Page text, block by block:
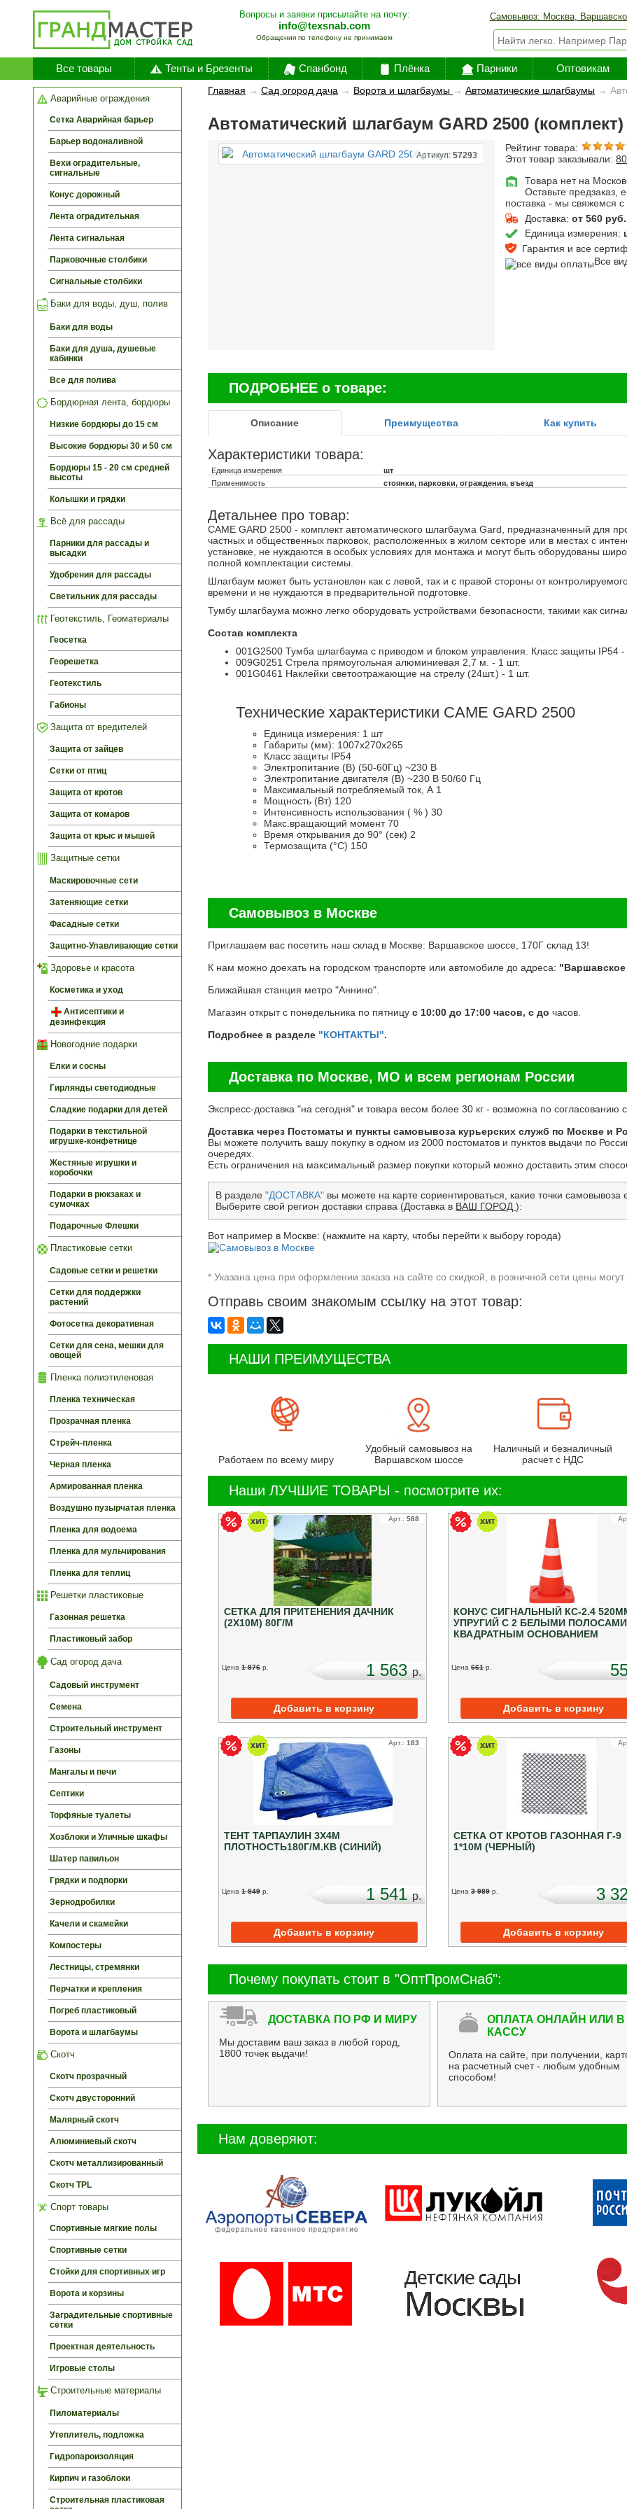
Вопросы и заявки присылайте на почту:
info@texsnab.com
Обращения по телефону не принимаем
Самовывоз: Москва,
Все товары Тенты и Брезенты Спанбонд Плёнка Парники Оптовикам
Аварийные ограждения
Сетка Аварийная барьер
Барьер водоналивной
Вехи оградительные,
сигнальные
Конус дорожный
Лента оградительная
Лента сигнальная
Парковочные столбики
Сигнальные столбики
Баки для воды, душ, полив
Баки для воды
Баки для душа, душевые
кабинки
Все для полива
Бордюрная лента, бордюры
Низкие бордюры до 15 см
Высокие бордюры 30 и 50 см
Бордюры 15 - 20 см средней
высоты
Колышки и грядки
Всё для рассады
Парники для рассады и
высадки
Удобрения для рассады
Светильник для рассады
Геотекстиль, Геоматериалы
Геосетка
Георешетка
Геотекстиль
Габионы
Защита от вредителей
Защита от зайцев
Сетки от птиц
Защита от кротов
Защита от комаров
Защита от крыс и мышей
Защитные сетки
Маскировочные сети
Затеняющие сетки
Фасадные сетки
Защитно-Улавливающие сетки
Здоровье и красота
Косметика и уход
Антисептики и
дезинфекция
Новогодние подарки
Елки и сосны
Гирлянды светодиодные
Сладкие подарки для детей
Подарки в текстильной
игрушке-конфетнице
Жестяные игрушки и
коробочки
Подарки в рюкзаках и
сумочках
Подарочные Флешки
Пластиковые сетки
Садовые сетки и решетки
Сетки для поддержки
растений
Фотосетка декоративная
Сетки для сена, мешки для
овощей
Пленка полиэтиленовая
Пленка техническая
Прозрачная пленка
Стрейч-пленка
Черная пленка
Армированная пленка
Воздушно пузырчатая пленка
Пленка для водоема
Пленка для мульчирования
Пленка для теплиц
Решетки пластиковые
Газонная решетка
Пластиковый забор
Сад огород дача
Садовый инструмент
Семена
Строительный инструмент
Газоны
Мангалы и печи
Септики
Торфяные туалеты
Хозблоки и Уличные шкафы
Шатер павильон
Грядки и подпорки
Зернодробилки
Качели и скамейки
Компостеры
Лестницы, стремянки
Перчатки и крепления
Погреб пластиковый
Ворота и шлагбаумы
Скотч
Скотч прозрачный
Скотч двусторонний
Малярный скотч
Алюминиевый скотч
Скотч металлизированный
Скотч TPL
Спорт товары
Спортивные мягкие полы
Спортивные сетки
Стойки для спортивных игр
Ворота и корзины
Заградительные спортивные
сетки
Проектная деятельность
Игровые столы
Строительные материалы
Пиломатериалы
Утеплитель, подложка
Гидропароизоляция
Кирпич и газоблоки
Строительная пластиковая
Главная → Сад огород дача → Ворота и шлагбаумы → Автоматические шлагбаумы →
Автоматический шлагбаум GARD 2500 (комплект)
Артикул:57293
Рейтинг товара:
Этот товар заказывали:
Товара нет на
Оставьте предзаказ,
поставка - мы свяжемся с
Доставка:от 560 руб.
Единица измерения:
Гарантия и все
Все
ПОДРОБНЕЕ о товаре:
Описание Преимущества Как купить
Характеристики товара:
Единица измерения
шт
Применимость
стоянки, парковки, ограждения, въезд
Детальнее про товар:
CAME GARD 2500 - комплект автоматического шлагбаума Gard, предназначенный для
частных и общественных парковок, расположенных в жилом секторе или в местах с
установке, не нуждаются в особых условиях для монтажа и могут быть оборудованы
полной комплектации системы.
Шлагбаум может быть установлен как с левой, так и с правой стороны от
времени и не нуждаются в предварительной подготовке.
Тумбу шлагбаума можно легко оборудовать устройствами безопасности, такими как
Состав комплекта
001G2500 Тумба шлагбаума с приводом и блоком управления. Класс защиты IP54 -
009G0251 Стрела прямоугольная алюминиевая 2,7 м. - 1 шт.
001G0461 Наклейки светоотражающие на стрелу (24шт.) - 1 шт.
Технические характеристики CAME GARD 2500
Единица измерения: 1 шт
Габариты (мм): 1007x270x265
Класс защиты IP54
Электропитание (В) (50-60Гц) ~230 В
Электропитание двигателя (В) ~230 В 50/60 Гц
Максимальный потребляемый ток, А 1
Мощность (Вт) 120
Интенсивность использования ( % ) 30
Макс.вращающий момент 70
Время открывания до 90° (сек) 2
Термозащита (°C) 150
Самовывоз в Москве
Приглашаем вас посетить наш склад в Москве: Варшавское шоссе, 170Г склад 13!
К нам можно доехать на городском транспорте или автомобиле до адреса:
Ближайшая станция метро "Аннино".
Магазин открыт c понедельника по пятницу с 10:00 до 17:00 часов, с до часов.
Подробнее в разделе "КОНТАКТЫ".
Доставка по Москве, МО и всем регионам России
Экспресс-доставка "на сегодня" и товара весом более 30 кг - возможна по согласованию
Доставка через Постоматы и пункты самовывоза курьерских служб по Москве и
Вы можете получить вашу покупку в одном из 2000 постоматов и пунктов выдачи по
очередях.
Есть ограничения на максимальный размер покупки который можно доставить этим
В разделе "ДОСТАВКА" вы можете на карте сориентироваться, какие точки самовывоза
Выберите свой регион доставки справа (Доставка в ВАШ ГОРОД ):
Вот например в Москве: (нажмите на карту, чтобы перейти к выбору города)
* Указана цена при оформлении заказа на сайте со скидкой, в розничной сети цены
Отправь своим знакомым ссылку на этот товар:
НАШИ ПРЕИМУЩЕСТВА
Работаем по всему миру
Удобный самовывоз на
Варшавском шоссе
Наличный и безналичный
расчет с НДС
Наши ЛУЧШИЕ ТОВАРЫ - посмотрите их:
Арт.: 588
СЕТКА ДЛЯ ПРИТЕНЕНИЯ ДАЧНИК
(2Х10М) 80Г/М
Цена 1 876 p. 1 563p.
КОНУС СИГНАЛЬНЫЙ КС-2.4
УПРУГИЙ С 2 БЕЛЫМИ
КВАДРАТНЫМ ОСНОВАНИЕМ
Цена 661 p.
Арт.: 183
ТЕНТ ТАРПАУЛИН 3Х4М
ПЛОТНОСТЬ180Г/М.КВ (СИНИЙ)
Цена 1 849 p. 1 541p.
СЕТКА ОТ КРОТОВ ГАЗОННАЯ Г-9
1*10М (ЧЕРНЫЙ)
Цена 3 989 p. 3
Почему покупать стоит в "ОптПромСнаб":
ДОСТАВКА ПО РФ И МИРУ
Мы доставим ваш заказ в любой город,
1800 точек выдачи!
ОПЛАТА ОНЛАЙН ИЛИ В
КАССУ
Оплата на сайте, при получении,
на расчетный счет - любым удобным
способом!
Нам доверяют: